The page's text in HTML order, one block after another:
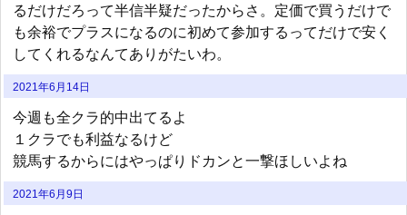
るだけだろって半信半疑だったからさ。定価で買うだけで
も余裕でプラスになるのに初めて参加するってだけで安く
してくれるなんてありがたいわ。
2021年6月14日
今週も全クラ的中出てるよ
１クラでも利益なるけど
競馬するからにはやっぱりドカンと一撃ほしいよね
2021年6月9日